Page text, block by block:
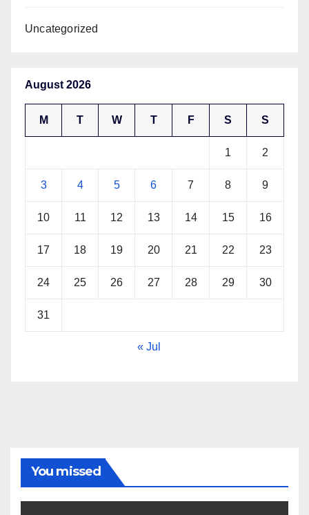
Uncategorized
August 2026
M T W T F S S
1 2
3 4 5 6 7 8 9
10 11 12 13 14 15 16
17 18 19 20 21 22 23
24 25 26 27 28 29 30
31
« Jul
You missed